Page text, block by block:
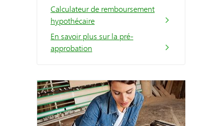
Calculateur de remboursement
hypothécaire
En savoir plus sur la pré-
approbation